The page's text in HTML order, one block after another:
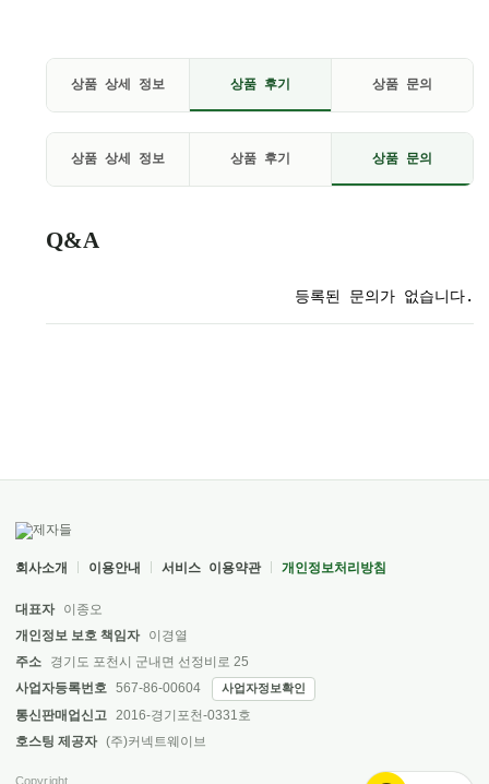
PAYCO 바로구매
상품 상세 정보 상품 후기 상품 문의
상품 상세 정보 상품 후기 상품 문의
Q&A
등록된 문의가 없습니다.
회사소개 이용안내 서비스 이용약관 개인정보처리방침
대표자
이종오
개인정보 보호 책임자
이경열
주소
경기도 포천시 군내면 선정비로 25
사업자등록번호 567-86-00604 사업자정보확인
통신판매업신고
2016-경기포천-0331호
호스팅 제공자 (주)커넥트웨이브
Copyright